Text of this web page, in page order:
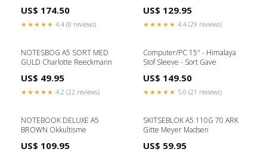
US$ 174.50
★★★★★ 4.4 (8 reviews)
US$ 129.95
★★★★★ 4.4 (29 reviews)
NOTESBOG A5 SORT MED
GULD Charlotte Reeckmann
US$ 49.95
★★★★★ 4.2 (22 reviews)
Computer/PC 15" - Himalaya
Stof Sleeve - Sort Gave
US$ 149.50
★★★★★ 5.0 (21 reviews)
NOTEBOOK DELUXE A5
BROWN Okkultisme
US$ 109.95
SKITSEBLOK A5 110G 70 ARK
Gitte Meyer Madsen
US$ 59.95